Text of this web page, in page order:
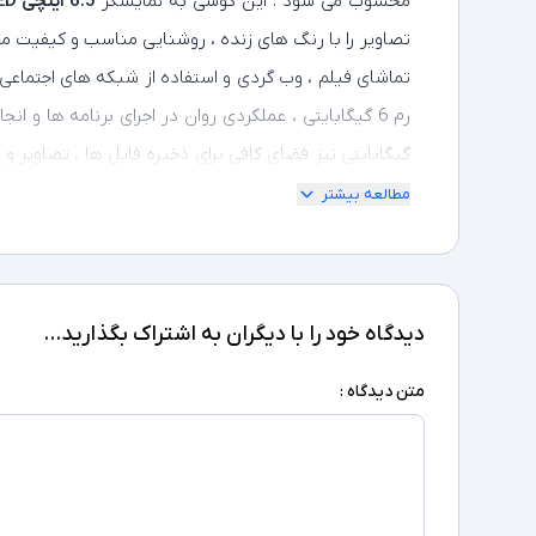
تصاویر را با رنگ‌ های زنده ، روشنایی مناسب و
تماشای فیلم ، وب‌ گردی و استفاده از شبکه‌ های
گیگابایتی نیز فضای کافی برای ذخیره فایل‌ ها ، تصاویر
اثر انگشت کناری و طراحی مدرن و خوش‌ دست ، این
خانگی ، دانش‌آموزان و استفاده روزانه تبدیل کرده است .
مطالعه بیشتر
دیدگاه خود را با دیگران به اشتراک بگذارید...
متن دیدگاه :